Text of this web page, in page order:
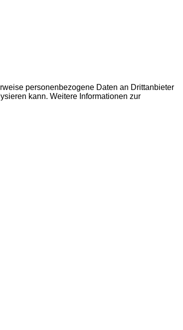
personenbezogene Daten an Drittanbieter
kann. Weitere Informationen zur